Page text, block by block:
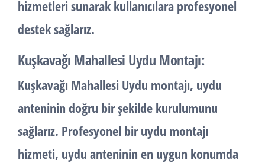
hizmetleri sunarak kullanıcılara profesyonel
destek sağlarız.
Kuşkavağı Mahallesi Uydu Montajı:
Kuşkavağı Mahallesi Uydu montajı, uydu
anteninin doğru bir şekilde kurulumunu
sağlarız. Profesyonel bir uydu montajı
hizmeti, uydu anteninin en uygun konumda